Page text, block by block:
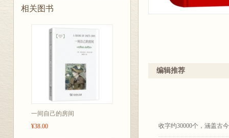
相关图书
一间自己的房间
¥38.00
编辑推荐
收字约30000个，涵盖古